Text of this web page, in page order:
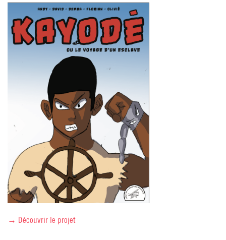
→ Découvrir le projet